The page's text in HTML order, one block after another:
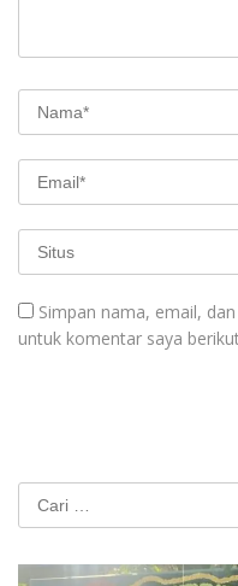
Simpan nama, email,
untuk komentar saya
Cari
untuk: